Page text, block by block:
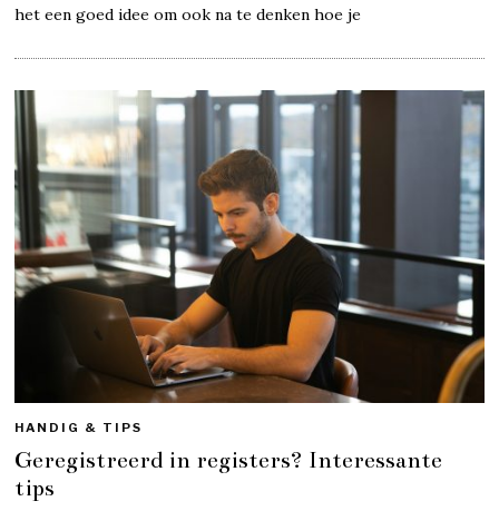
het een goed idee om ook na te denken hoe je
HANDIG & TIPS
Geregistreerd in registers? Interessante
tips